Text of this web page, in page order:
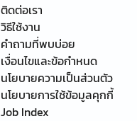
ติดต่อเรา
วิธีใช้งาน
คำถามที่พบบ่อย
เงื่อนไขและข้อกำหนด
นโยบายความเป็นส่วนตัว
นโยบายการใช้ข้อมูลคุกกี้
Job Index